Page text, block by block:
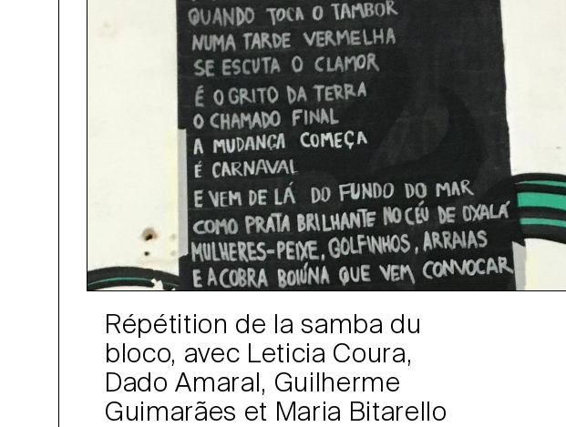
Répétition de la samba du
bloco, avec Leticia Coura,
Dado Amaral, Guilherme
Guimarães et Maria Bitarello